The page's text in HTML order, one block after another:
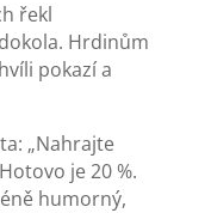
řekl
Hrdinům
pokazí a
„Nahrajte
je 20 %.
humorný,